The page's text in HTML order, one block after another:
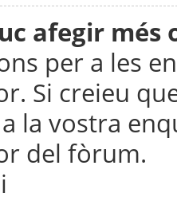
afegir més
per a les
Si creieu
la vostra
del fòrum.